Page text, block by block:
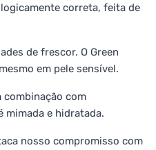
correta, feita de
de frescor. O Green
em pele sensível.
combinação com
mimada e hidratada.
nosso compromisso com